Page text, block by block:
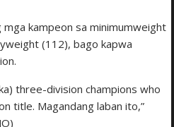
kampeon sa minimumweight
(112), bago kapwa
three-division champions who
title. Magandang laban ito,”